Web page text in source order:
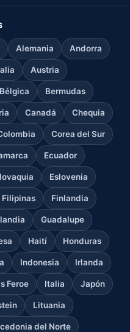
Alemania Andorra
Austria
Bélgica Bermudas
Canadá Chequia
Corea del Sur
Ecuador
Eslovenia
Filipinas Finlandia
Guadalupe
Haití Honduras
Indonesia Irlanda
Feroe Italia Japón
Lituania
del Norte